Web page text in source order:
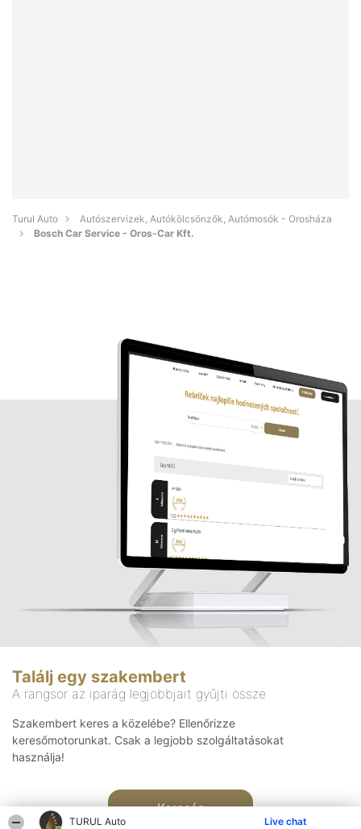
TURUL Auto Live chat
Turul Auto
Autószervizek, Autókölcsönzők, Autómosók - Orosháza
Bosch Car Service - Oros-Car Kft.
Találj egy szakembert
A rangsor az iparág legjobbjait gyűjti össze
Szakembert keres a közelébe? Ellenőrizze
keresőmotorunkat. Csak a legjobb szolgáltatásokat
használja!
Keresés